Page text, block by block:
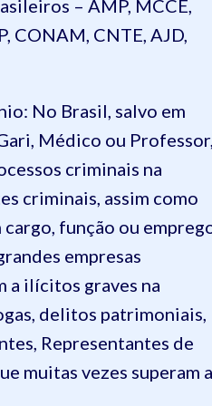
– AMP, MCCE,
CONAM, CNTE, AJD,
No Brasil, salvo em
Médico ou Professor,
criminais na
criminais, assim como
função ou
empresas
a ilícitos graves na
delitos patrimoniais,
Representantes de
muitas vezes superam a